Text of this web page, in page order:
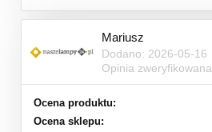
Mariusz
Dodano: 2026-05-16
Opinia zweryfikowana
Ocena produktu:
Ocena sklepu: